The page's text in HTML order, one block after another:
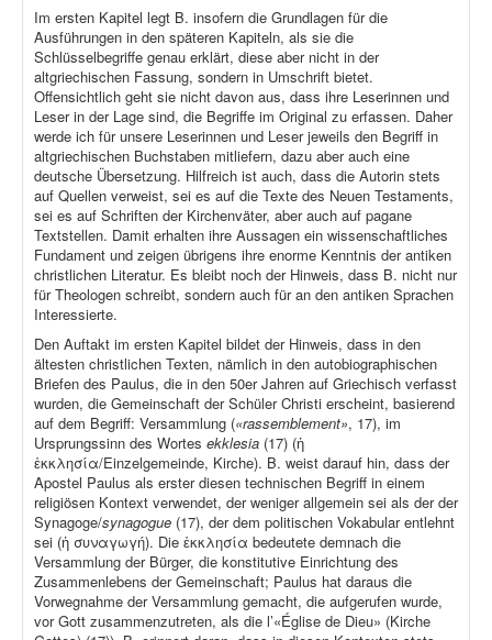
Im ersten Kapitel legt B. insofern die Grundlagen für die
Ausführungen in den späteren Kapiteln, als sie die
Schlüsselbegriffe genau erklärt, diese aber nicht in der
altgriechischen Fassung, sondern in Umschrift bietet.
Offensichtlich geht sie nicht davon aus, dass ihre Leserinnen und
Leser in der Lage sind, die Begriffe im Original zu erfassen. Daher
werde ich für unsere Leserinnen und Leser jeweils den Begriff in
altgriechischen Buchstaben mitliefern, dazu aber auch eine
deutsche Übersetzung. Hilfreich ist auch, dass die Autorin stets
auf Quellen verweist, sei es auf die Texte des Neuen Testaments,
sei es auf Schriften der Kirchenväter, aber auch auf pagane
Textstellen. Damit erhalten ihre Aussagen ein wissenschaftliches
Fundament und zeigen übrigens ihre enorme Kenntnis der antiken
christlichen Literatur. Es bleibt noch der Hinweis, dass B. nicht nur
für Theologen schreibt, sondern auch für an den antiken Sprachen
Interessierte.
Den Auftakt im ersten Kapitel bildet der Hinweis, dass in den
ältesten christlichen Texten, nämlich in den autobiographischen
Briefen des Paulus, die in den 50er Jahren auf Griechisch verfasst
wurden, die Gemeinschaft der Schüler Christi erscheint, basierend
auf dem Begriff: Versammlung («rassemblement», 17), im
Ursprungssinn des Wortes ekklesia (17) (ἡ
ἐκκλησία/Einzelgemeinde, Kirche). B. weist darauf hin, dass der
Apostel Paulus als erster diesen technischen Begriff in einem
religiösen Kontext verwendet, der weniger allgemein sei als der der
Synagoge/synagogue (17), der dem politischen Vokabular entlehnt
sei (ἡ συναγωγή). Die ἐκκλησία bedeutete demnach die
Versammlung der Bürger, die konstitutive Einrichtung des
Zusammenlebens der Gemeinschaft; Paulus hat daraus die
Vorwegnahme der Versammlung gemacht, die aufgerufen wurde,
vor Gott zusammenzutreten, als die l’«Église de Dieu» (Kirche